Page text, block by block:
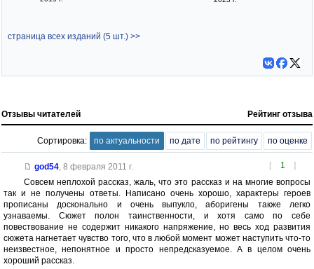
страница всех изданий (5 шт.) >>
Отзывы читателей Рейтинг отзыва
Сортировка: по актуальности по дате по рейтингу по оценке
[ 1 ]
god54, 8 февраля 2011 г.
Совсем неплохой рассказ, жаль, что это рассказ и на многие вопросы
так и не получены ответы. Написано очень хорошо, характеры героев
прописаны досконально и очень выпукло, аборигены также легко
узнаваемы. Сюжет полон таинственности, и хотя само по себе
повествование не содержит никакого напряжение, но весь ход развития
сюжета нагнетает чувство того, что в любой момент может наступить что-то
неизвестное, непонятное и просто непредсказуемое. А в целом очень
хороший рассказ.